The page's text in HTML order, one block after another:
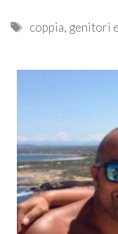
Tags
coppia, genitori